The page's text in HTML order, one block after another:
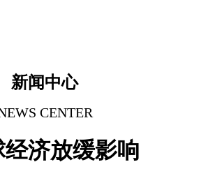
新闻中心
CENTER
济放缓影响